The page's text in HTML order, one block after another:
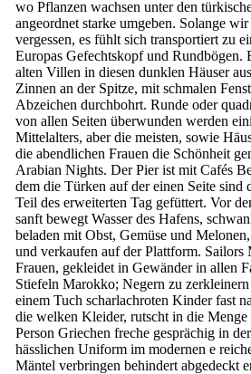
wo Pflanzen wachsen unter den
angeordnet starke umgeben. Solange
vergessen, es fühlt sich transportiert zu
Europas Gefechtskopf und Rundbögen.
alten Villen in diesen dunklen Häuser
Zinnen an der Spitze, mit schmalen
Abzeichen durchbohrt. Runde oder
von allen Seiten überwunden werden
Mittelalters, aber die meisten, sowie
die abendlichen Frauen die Schönheit
Arabian Nights. Der Pier ist mit Cafés
dem die Türken auf der einen Seite sind
Teil des erweiterten Tag gefüttert. Vor
sanft bewegt Wasser des Hafens,
beladen mit Obst, Gemüse und
und verkaufen auf der Plattform. Sailors
Frauen, gekleidet in Gewänder in allen
Stiefeln Marokko; Negern zu
einem Tuch scharlachroten Kinder fast
die welken Kleider, rutscht in die Menge
Person Griechen freche gesprächig in
hässlichen Uniform im modernen e
Mäntel verbringen behindert abgedeckt